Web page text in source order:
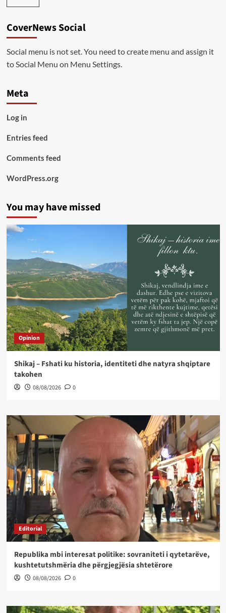
CoverNews Social
Social menu is not set. You need to create menu and assign it
to Social Menu on Menu Settings.
Meta
Log in
Entries feed
Comments feed
WordPress.org
You may have missed
Opinion
Shikaj – Fshati ku historia, identiteti dhe natyra shqiptare
takohen
08/08/2026 0
Editorial
Republika mbi interesat politike: sovraniteti i qytetarëve,
kushtetutshmëria dhe përgjegjësia shtetërore
08/08/2026 0